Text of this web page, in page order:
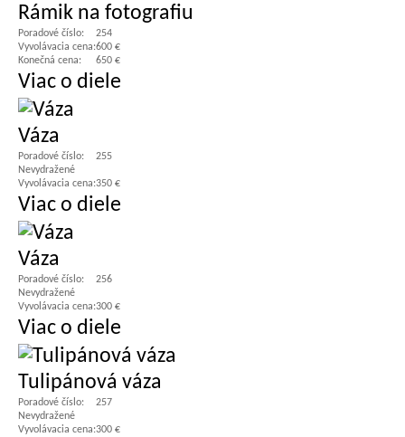
Rámik na fotografiu
Poradové číslo:
254
Vyvolávacia cena:600 €
Konečná cena:
650 €
Viac o diele
Váza
Poradové číslo:
255
Nevydražené
Vyvolávacia cena:350 €
Viac o diele
Váza
Poradové číslo:
256
Nevydražené
Vyvolávacia cena:300 €
Viac o diele
Tulipánová váza
Poradové číslo:
257
Nevydražené
Vyvolávacia cena:300 €